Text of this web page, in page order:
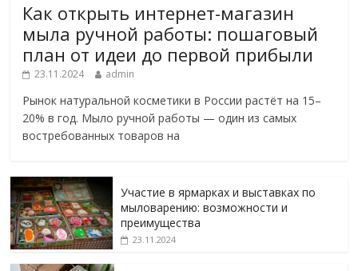
Как открыть интернет-магазин
мыла ручной работы: пошаговый
план от идеи до первой прибыли
23.11.2024 admin
Рынок натуральной косметики в России растёт на 15–
20% в год. Мыло ручной работы — один из самых
востребованных товаров на
Участие в ярмарках и выставках по
мыловарению: возможности и
преимущества
23.11.2024